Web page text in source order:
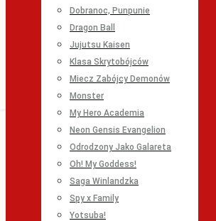
Dobranoc, Punpunie
Dragon Ball
Jujutsu Kaisen
Klasa Skrytobójców
Miecz Zabójcy Demonów
Monster
My Hero Academia
Neon Gensis Evangelion
Odrodzony Jako Galareta
Oh! My Goddess!
Saga Winlandzka
Spy x Family
Yotsuba!